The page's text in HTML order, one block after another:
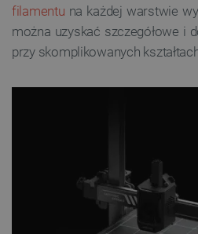
filamentu na każdej warstwie
można uzyskać szczegółowe i
przy skomplikowanych